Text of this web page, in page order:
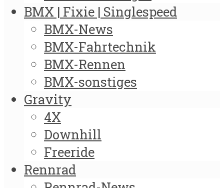
BMX | Fixie | Singlespeed
BMX-News
BMX-Fahrtechnik
BMX-Rennen
BMX-sonstiges
Gravity
4X
Downhill
Freeride
Rennrad